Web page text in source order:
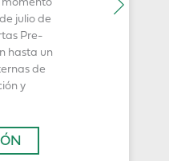
julio de
Pre-
hasta un
de
y